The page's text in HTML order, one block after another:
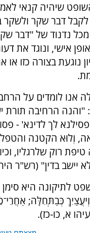
שיהיה קנאי
דבר שקר ולשקר
נדנוד של "דבר
אישי, ונוגד את
נוגעת בצורה כזו
אנו לומדים על
"והנה הרחיבה
'פסילנא לך לדינא' -
וְלוּא הקטנה
רוק שלרגליו,
יישב בדין" (רש"ר
לתיקונה היא סימן
כְּבַתְּחִלָּה;
א, כו-כז).